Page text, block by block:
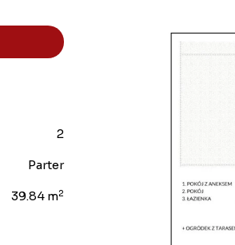
2
Parter
39.84 m2